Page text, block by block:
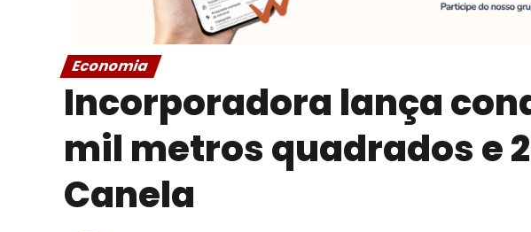
Economia
Incorporadora lança
mil metros quadrados e
Canela